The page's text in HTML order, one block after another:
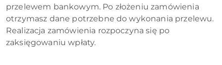
przelewem bankowym. Po złożeniu zamówienia
otrzymasz dane potrzebne do wykonania przelewu.
Realizacja zamówienia rozpoczyna się po
zaksięgowaniu wpłaty.